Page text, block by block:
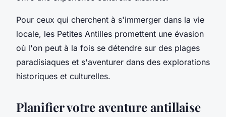
Pour ceux qui cherchent à s'immerger dans la vie
locale, les Petites Antilles promettent une évasion
où l'on peut à la fois se détendre sur des plages
paradisiaques et s'aventurer dans des explorations
historiques et culturelles.
Planifier votre aventure antillaise